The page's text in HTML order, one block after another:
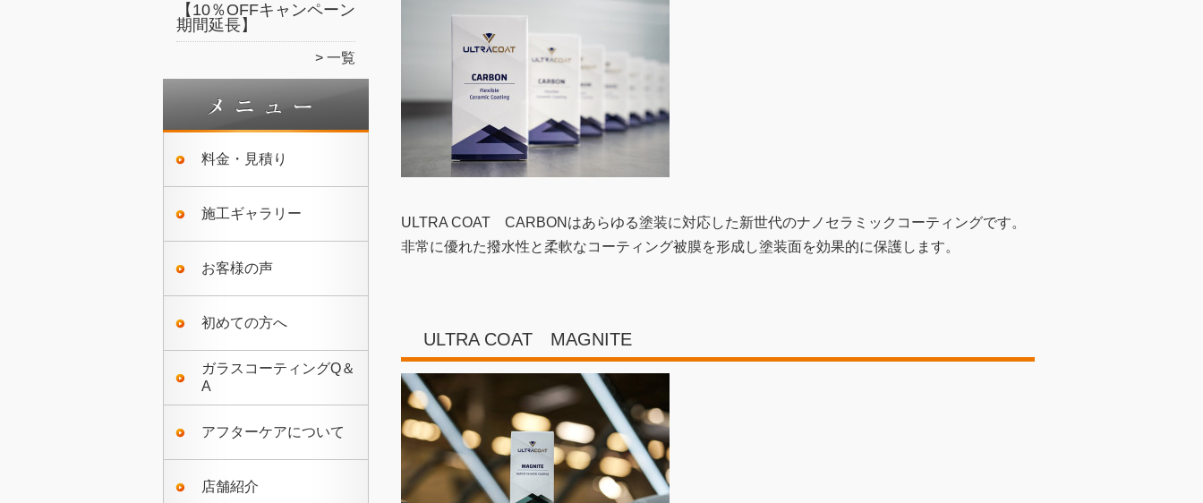
【10％OFFキャンペーン
期間延長】
一覧
料金・見積り
施工ギャラリー
お客様の声
初めての方へ
ガラスコーティングQ＆
A
アフターケアについて
店舗紹介
ULTRA COAT CARBONはあらゆる塗装に対応した新世代のナノセラミックコーティングです。
非常に優れた撥水性と柔軟なコーティング被膜を形成し塗装面を効果的に保護します。
ULTRA COAT MAGNITE